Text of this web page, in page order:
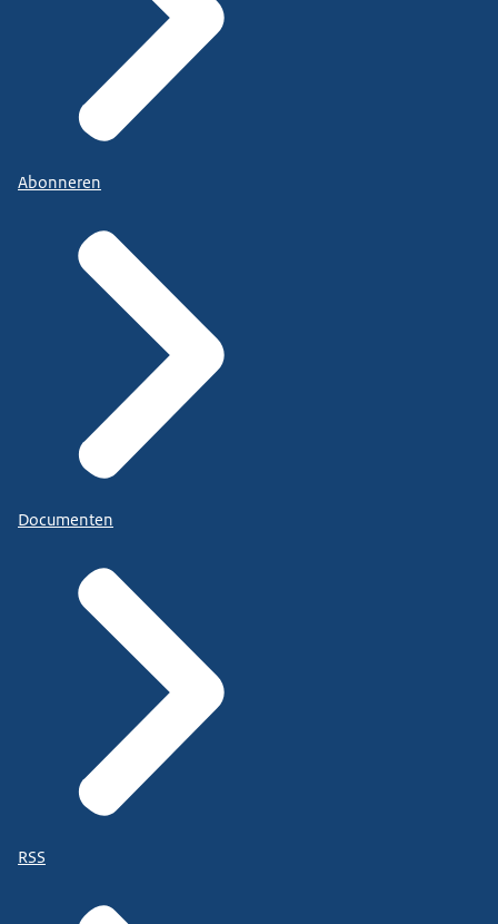
Abonneren
Documenten
RSS